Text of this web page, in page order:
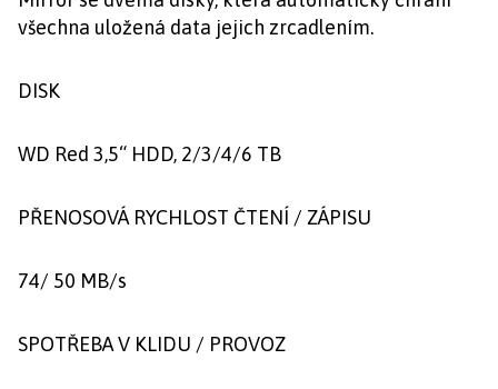
všechna uložená data jejich zrcadlením.
DISK
WD Red 3,5“ HDD, 2/3/4/6 TB
PŘENOSOVÁ RYCHLOST ČTENÍ / ZÁPISU
74/ 50 MB/s
SPOTŘEBA V KLIDU / PROVOZ